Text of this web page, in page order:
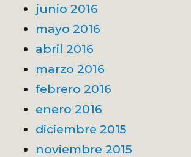
junio 2016
mayo 2016
abril 2016
marzo 2016
febrero 2016
enero 2016
diciembre 2015
noviembre 2015